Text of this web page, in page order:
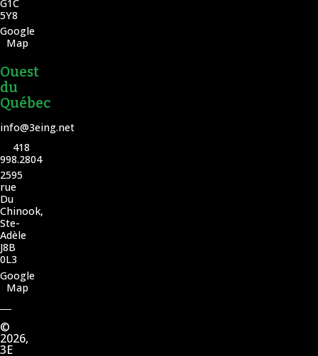
G1C
5Y8
Google
Map
Ouest
du
Québec
info@3eing.net
418
998.2804
2595
rue
Du
Chinook,
Ste-
Adèle
J8B
0L3
Google
Map
©
2026,
3E